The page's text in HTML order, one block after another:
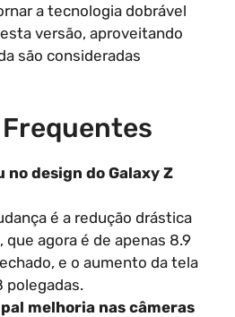
a tecnologia dobrável
versão, aproveitando
são consideradas
no design do Galaxy Z
é a redução drástica
que agora é de apenas 8.9
e o aumento da tela
polegadas.
melhoria nas câmeras